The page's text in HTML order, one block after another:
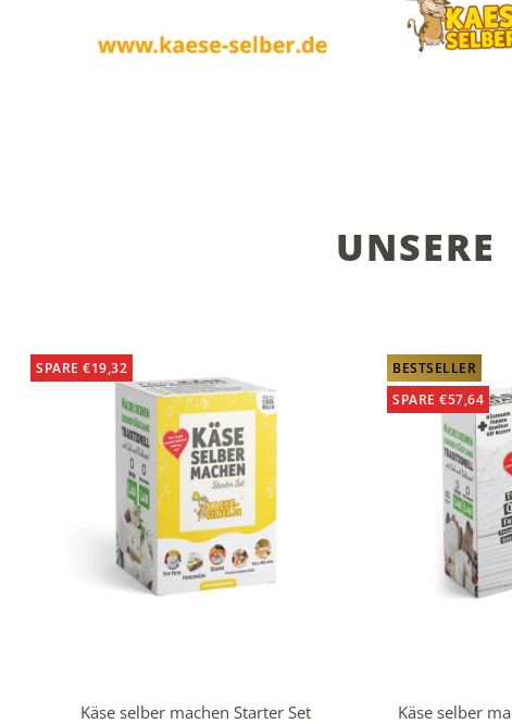
UNSERE
SPARE €19,32
Käse selber machen Starter Set
BESTSELLER
SPARE €57,64
Käse selber